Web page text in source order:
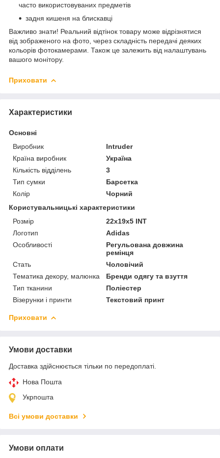
часто використовуваних предметів
задня кишеня на блискавці
Важливо знати! Реальний відтінок товару може відрізнятися
від зображеного на фото, через складність передачі деяких
кольорів фотокамерами. Також це залежить від налаштувань
вашого монітору.
Приховати
Характеристики
Основні
Виробник
Intruder
Країна виробник
Україна
Кількість відділень
3
Тип сумки
Барсетка
Колір
Чорний
Користувальницькі характеристики
Розмір
22x19x5 INT
Логотип
Adidas
Особливості
Регульована довжина
ремінця
Стать
Чоловічий
Тематика декору, малюнка
Бренди одягу та взуття
Тип тканини
Поліестер
Візерунки і принти
Текстовий принт
Приховати
Умови доставки
Доставка здійснюється тільки по передоплаті.
Нова Пошта
Укрпошта
Всі умови доставки
Умови оплати